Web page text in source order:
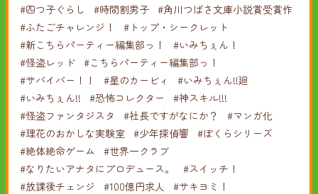
#四つ子ぐらし #時間割男子 #角川つばさ文庫小説賞受賞作
#ふたごチャレンジ！
#トップ・シークレット
#新こちらパーティー編集部っ！
#いみちぇん！
#怪盗レッド #こちらパーティー編集部っ！
#サバイバー！！
#星のカービィ
#いみちぇん!!廻
#いみちぇん!!
#恐怖コレクター
#神スキル!!!
#怪盗ファンタジスタ
#社長ですがなにか？
#マンガ化
#理花のおかしな実験室 #少年探偵響
#ぼくらシリーズ
#絶体絶命ゲーム
#世界一クラブ
#なりたいアナタにプロデュース。
#スイッチ！
#放課後チェンジ
#100億円求人
#サキヨミ！